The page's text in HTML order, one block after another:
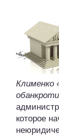
Клименко
которое